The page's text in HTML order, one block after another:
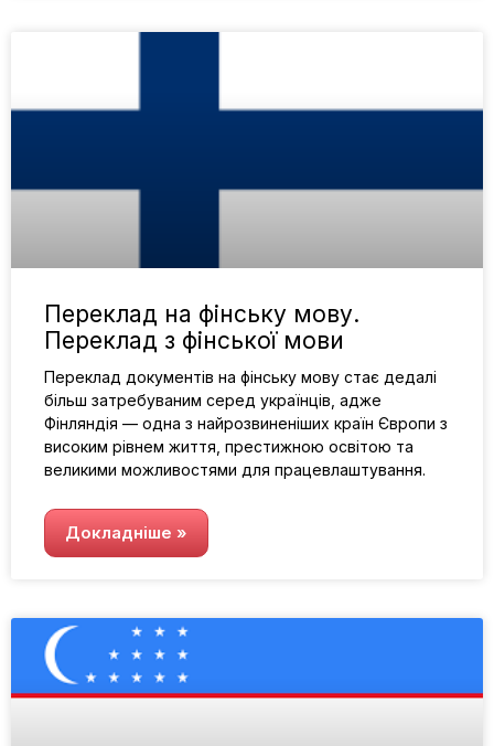
Переклад на фінську мову.
Переклад з фінської мови
Переклад документів на фінську мову стає дедалі
більш затребуваним серед українців, адже
Фінляндія — одна з найрозвиненіших країн Європи з
високим рівнем життя, престижною освітою та
великими можливостями для працевлаштування.
Докладніше »